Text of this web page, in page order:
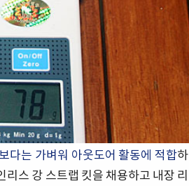
다는 가벼워 아웃도어 활동에 적합하
스 강 스트랩 킷을 채용하고 내장 리